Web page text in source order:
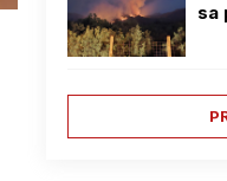
sa